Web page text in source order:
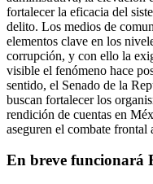
fortalecer la eficacia del
delito. Los medios de
elementos clave en los
corrupción, y con ello la
visible el fenómeno hace
sentido, el Senado de la
buscan fortalecer los
rendición de cuentas en
aseguren el combate
En breve funcionará